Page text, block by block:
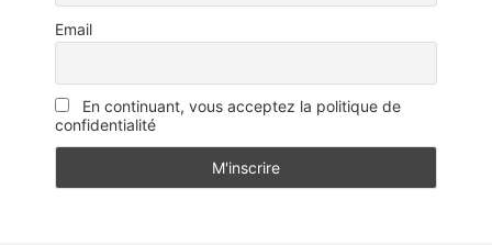
Email
En continuant, vous acceptez la politique de
confidentialité